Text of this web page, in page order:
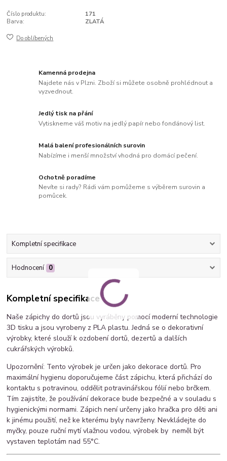
Číslo produktu:
171
Barva:
ZLATÁ
Do oblíbených
Kamenná prodejna
Najdete nás v Plzni. Zboží si můžete osobně prohlédnout a
vyzvednout.
Jedlý tisk na přání
Vytiskneme váš motiv na jedlý papír nebo fondánový list.
Malá balení profesionálních surovin
Nabízíme i menší množství vhodná pro domácí pečení.
Ochotně poradíme
Nevíte si rady? Rádi vám pomůžeme s výběrem surovin a
pomůcek.
Kompletní specifikace
Hodnocení 0
Kompletní specifikace
Naše zápichy do dortů jsou vyráběny pomocí moderní technologie
3D tisku a jsou vyrobeny z PLA plastu. Jedná se o dekorativní
výrobky, které slouží k ozdobení dortů, dezertů a dalších
cukrářských výrobků.
Upozornění: Tento výrobek je určen jako dekorace dortů. Pro
maximální hygienu doporučujeme část zápichu, která přichází do
kontaktu s potravinou, oddělit potravinářskou fólií nebo brčkem.
Tím zajistíte, že používání dekorace bude bezpečné a v souladu s
hygienickými normami. Zápich není určeny jako hračka pro děti ani
k jinému použití, než ke kterému byly navrženy. Nevkládejte do
myčky, pouze ruční mytí vlažnou vodou, výrobek by neměl být
vystaven teplotám nad 55°C.